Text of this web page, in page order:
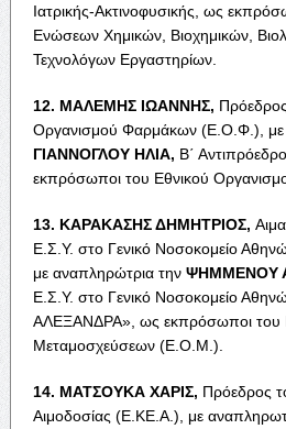
Ιατρικής-Ακτινοφυσικής, ως
Ενώσεων Χημικών, Βιοχημικών,
Τεχνολόγων Εργαστηρίων.
12. ΜΑΛΕΜΗΣ ΙΩΑΝΝΗΣ,
Οργανισμού Φαρμάκων (Ε.Ο.Φ.), με
ΓΙΑΝΝΟΓΛΟΥ ΗΛΙΑ, Β΄
εκπρόσωποι του Εθνικού
13. ΚΑΡΑΚΑΣΗΣΔΗΜΗΤΡΙΟΣ,
Ε.Σ.Υ. στο Γενικό Νοσοκομείο
με αναπληρώτρια την ΨΗΜΜΕΝΟΥ
Ε.Σ.Υ. στο Γενικό Νοσοκομείο
ΑΛΕΞΑΝΔΡΑ», ως εκπρόσωποι του
Μεταμοσχεύσεων (Ε.Ο.Μ.).
14. ΜΑΤΣΟΥΚΑ ΧΑΡΙΣ, Πρόεδρος
Αιμοδοσίας (Ε.ΚΕ.Α.), με